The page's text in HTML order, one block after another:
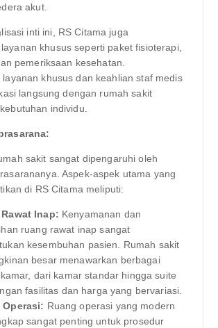
akut.
inti ini, RS Citama juga
khusus seperti paket fisioterapi,
pemeriksaan kesehatan.
layanan khusus dan keahlian staf medis
langsung dengan rumah sakit
individu.
sakit sangat dipengaruhi oleh
Aspek-aspek utama yang
di RS Citama meliputi:
Rawat Inap: Kenyamanan dan
ruang rawat inap sangat
kesembuhan pasien. Rumah sakit
besar menawarkan berbagai
dari kamar standar hingga suite
fasilitas dan harga yang bervariasi.
Operasi: Ruang operasi yang modern
sangat penting untuk prosedur